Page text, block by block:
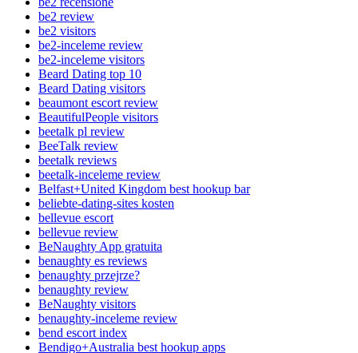
be2 review
be2 visitors
be2-inceleme review
be2-inceleme visitors
Beard Dating top 10
Beard Dating visitors
beaumont escort review
BeautifulPeople visitors
beetalk pl review
BeeTalk review
beetalk reviews
beetalk-inceleme review
Belfast+United Kingdom best hookup bar
beliebte-dating-sites kosten
bellevue escort
bellevue review
BeNaughty App gratuita
benaughty es reviews
benaughty przejrze?
benaughty review
BeNaughty visitors
benaughty-inceleme review
bend escort index
Bendigo+Australia best hookup apps